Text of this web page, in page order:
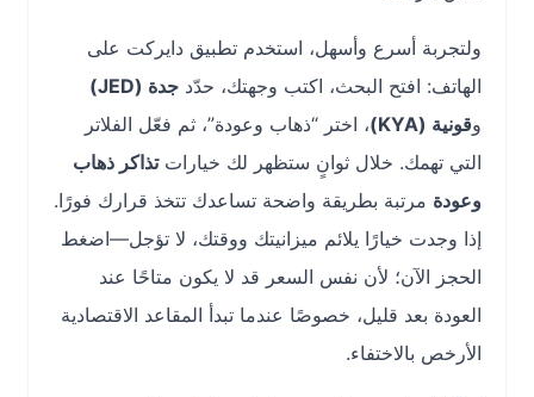
ولتجربة أسرع وأسهل، استخدم تطبيق دايركت على
الهاتف: افتح البحث، اكتب وجهتك، حدّدجدة (JED)
قونية (KYA)
، اختر “ذهاب وعودة”، ثم فعّل الفلاتر
التي تهمك. خلال ثوانٍ ستظهر لك خياراتتذاكر ذهاب
وعودةمرتبة بطريقة واضحة تساعدك تتخذ قرارك فورًا.
إذا وجدت خيارًا يلائم ميزانيتك ووقتك، لا تؤجل—اضغط
الحجز الآن؛ لأن نفس السعر قد لا يكون متاحًا عند
العودة بعد قليل، خصوصًا عندما تبدأ المقاعد الاقتصادية
الأرخص بالاختفاء.